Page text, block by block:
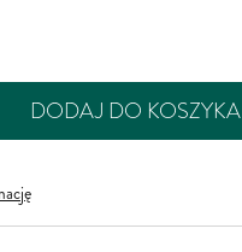
DODAJ DO KOSZYKA